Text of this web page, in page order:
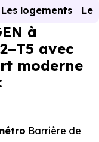
Les logements Le
à
avec
moderne
Barrière de